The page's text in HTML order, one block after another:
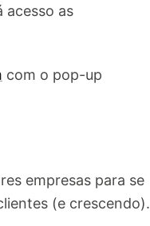
acesso as
com o pop-up
empresas para se
(e crescendo).